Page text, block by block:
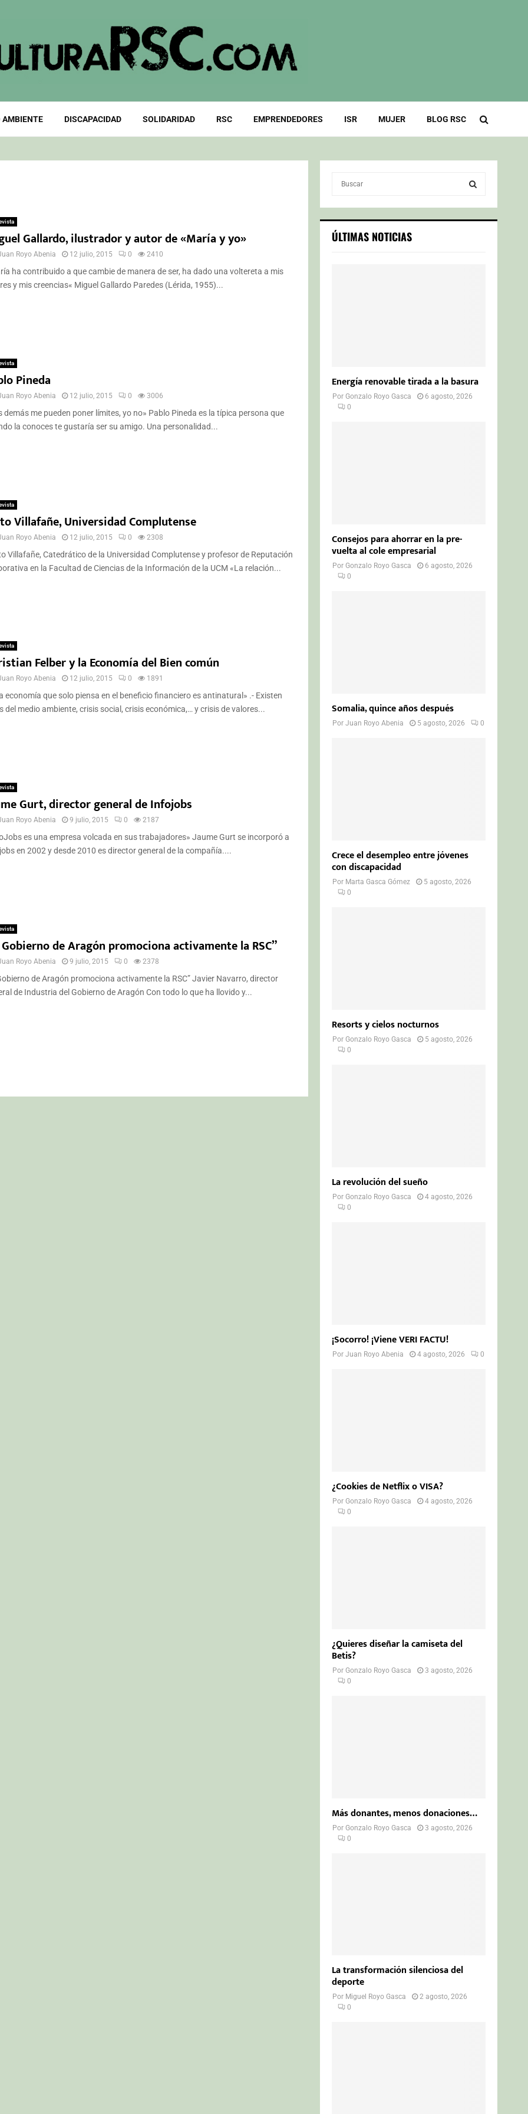
AMBIENTE DISCAPACIDAD SOLIDARIDAD RSC EMPRENDEDORES ISR MUJER BLOG RSC
Gallardo, ilustrador y autor de «María y yo»
Royo Abenia 12 julio, 2015 0 2410
ha contribuido a que cambie de manera de ser, ha dado una voltereta a mis
y mis creencias« Miguel Gallardo Paredes (Lérida, 1955)...
Pineda
Royo Abenia 12 julio, 2015 0 3006
demás me pueden poner límites, yo no» Pablo Pineda es la típica persona que
la conoces te gustaría ser su amigo. Una personalidad...
Villafañe, Universidad Complutense
Royo Abenia 12 julio, 2015 0 2308
Villafañe, Catedrático de la Universidad Complutense y profesor de Reputación
en la Facultad de Ciencias de la Información de la UCM «La relación...
Felber y la Economía del Bien común
Royo Abenia 12 julio, 2015 0 1891
economía que solo piensa en el beneficio financiero es antinatural» .- Existen
del medio ambiente, crisis social, crisis económica,… y crisis de valores...
Gurt, director general de Infojobs
Royo Abenia 9 julio, 2015 0 2187
es una empresa volcada en sus trabajadores» Jaume Gurt se incorporó a
en 2002 y desde 2010 es director general de la compañía....
Gobierno de Aragón promociona activamente la RSC”
Royo Abenia 9 julio, 2015 0 2378
de Aragón promociona activamente la RSC” Javier Navarro, director
de Industria del Gobierno de Aragón Con todo lo que ha llovido y...
c
h
S
ÚLTIMAS NOTICIAS
Energía renovable tirada a la basura
PorGonzalo Royo Gasca
6 agosto, 2026
0
Consejos para ahorrar en la pre-
vuelta al cole empresarial
PorGonzalo Royo Gasca
6 agosto, 2026
0
Somalia, quince años después
PorJuan Royo Abenia 5 agosto, 2026 0
Crece el desempleo entre jóvenes
con discapacidad
Por Marta Gasca Gómez
5 agosto, 2026
0
Resorts y cielos nocturnos
PorGonzalo Royo Gasca
5 agosto, 2026
0
La revolución del sueño
PorGonzalo Royo Gasca
4 agosto, 2026
0
¡Socorro! ¡Viene VERI FACTU!
PorJuan Royo Abenia 4 agosto, 2026 0
¿Cookies de Netflix o VISA?
PorGonzalo Royo Gasca
4 agosto, 2026
0
¿Quieres diseñar la camiseta del
Betis?
PorGonzalo Royo Gasca
3 agosto, 2026
0
Más donantes, menos donaciones…
PorGonzalo Royo Gasca
3 agosto, 2026
0
La transformación silenciosa del
deporte
Por Miguel Royo Gasca
2 agosto, 2026
0